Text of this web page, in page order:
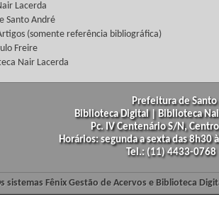
Lacerda
Santo André
(somente referência bibliográfica)
Freire
Nair Lacerda
Prefeitura de
Biblioteca Digital | Biblioteca
Pc. IV Centenário S/N,
Horários: segunda a sexta das
Tel.: (11) 4433-
sistemas Fênix Gestão de Acervos e Biblioteca